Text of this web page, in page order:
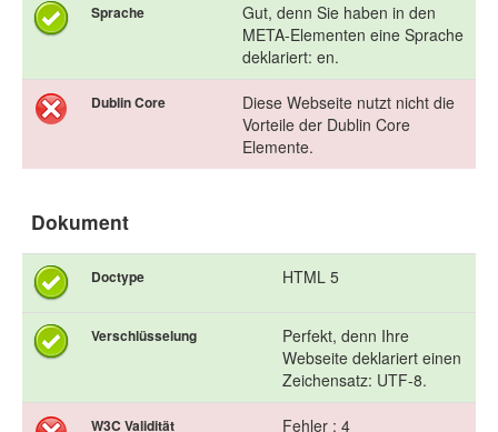
Sprache
Gut, denn Sie haben in den
META-Elementen eine Sprache
deklariert: en.
Dublin Core
Diese Webseite nutzt nicht die
Vorteile der Dublin Core
Elemente.
Dokument
Doctype HTML 5
Verschlüsselung
Perfekt, denn Ihre
Webseite deklariert einen
Zeichensatz: UTF-8.
W3C Validität
Fehler : 4